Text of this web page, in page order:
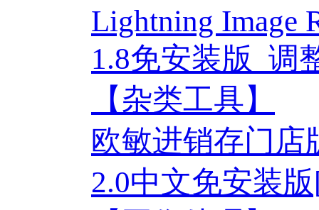
Lightning Image
1.8免安装版_调
【杂类工具】
欧敏进销存门店
2.0中文免安装